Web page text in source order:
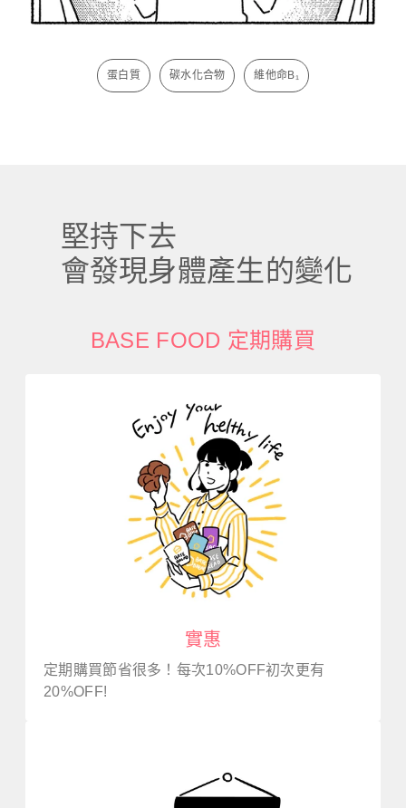
蛋白質 碳水化合物 維他命B₁
堅持下去
會發現身體產生的變化
BASE FOOD 定期購買
實惠
定期購買節省很多！每次10%OFF初次更有
20%OFF!